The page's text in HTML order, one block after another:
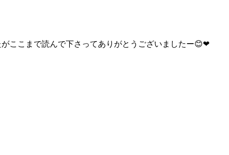
ここまで読んで下さってありがとうございましたー😊❤